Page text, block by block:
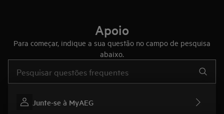
Apoio
Para começar, indique a sua questão no campo de pesquisa
abaixo.
Junte-se à MyAEG